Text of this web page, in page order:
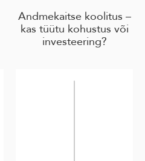
Andmekaitse koolitus –
kas tüütu kohustus või
investeering?